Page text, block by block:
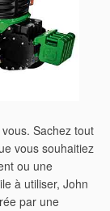
Sachez tout
vous souhaitiez
ou une
à utiliser, John
par une